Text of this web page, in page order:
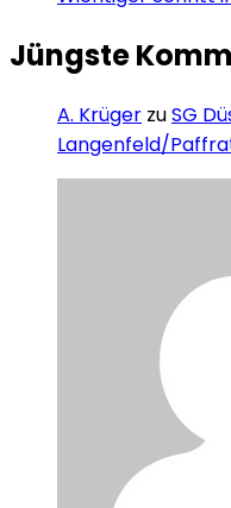
Jüngste
A. Krüger zuSG
Langenfeld/